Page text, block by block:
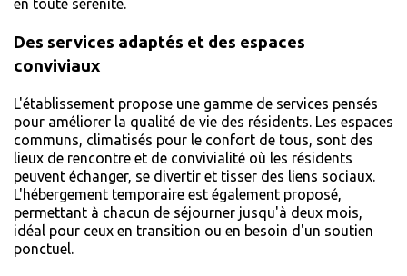
en toute sérénité.
Des services adaptés et des espaces
conviviaux
L'établissement propose une gamme de services pensés
pour améliorer la qualité de vie des résidents. Les espaces
communs, climatisés pour le confort de tous, sont des
lieux de rencontre et de convivialité où les résidents
peuvent échanger, se divertir et tisser des liens sociaux.
L'hébergement temporaire est également proposé,
permettant à chacun de séjourner jusqu'à deux mois,
idéal pour ceux en transition ou en besoin d'un soutien
ponctuel.